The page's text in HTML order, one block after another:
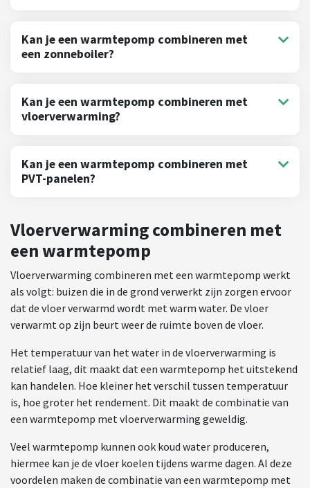
Kan je een warmtepomp combineren met
een zonneboiler?
Kan je een warmtepomp combineren met
vloerverwarming?
Kan je een warmtepomp combineren met
PVT-panelen?
Vloerverwarming combineren met
een warmtepomp
Vloerverwarming combineren met een warmtepomp werkt
als volgt: buizen die in de grond verwerkt zijn zorgen ervoor
dat de vloer verwarmd wordt met warm water. De vloer
verwarmt op zijn beurt weer de ruimte boven de vloer.
Het temperatuur van het water in de vloerverwarming is
relatief laag, dit maakt dat een warmtepomp het uitstekend
kan handelen. Hoe kleiner het verschil tussen temperatuur
is, hoe groter het rendement. Dit maakt de combinatie van
een warmtepomp met vloerverwarming geweldig.
Veel warmtepomp kunnen ook koud water produceren,
hiermee kan je de vloer koelen tijdens warme dagen. Al deze
voordelen maken de combinatie van een warmtepomp met